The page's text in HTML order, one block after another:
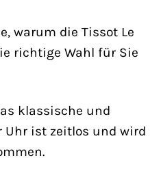
warum die Tissot Le
richtige Wahl für Sie
klassische und
Uhr ist zeitlos und wird